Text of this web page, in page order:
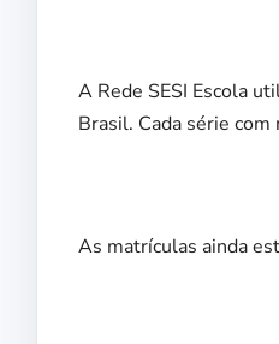
A Rede SESI Escola
Brasil. Cada série
As matrículas ainda